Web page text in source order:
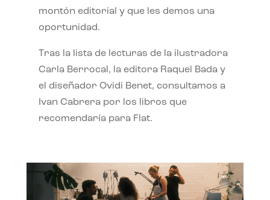
montón editorial y que les demos una
oportunidad.
Tras la lista de lecturas de la ilustradora
Carla Berrocal, la editora Raquel Bada y
el diseñador Ovidi Benet, consultamos a
Ivan Cabrera por los libros que
recomendaría para Flat.